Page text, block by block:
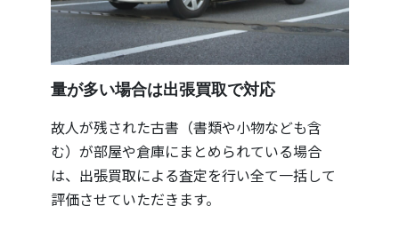
量が多い場合は出張買取で対応
故人が残された古書（書類や小物なども含
む）が部屋や倉庫にまとめられている場合
は、出張買取による査定を行い全て一括して
評価させていただきます。